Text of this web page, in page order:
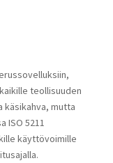
teollisuuden
käsikahva, mutta
ISO 5211
käyttövoimille